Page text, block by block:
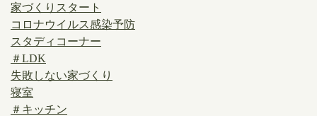
家づくりスタート
コロナウイルス感染予防
スタディコーナー
＃LDK
失敗しない家づくり
寝室
＃キッチン